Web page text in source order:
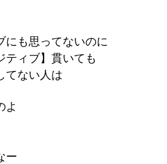
にも思ってないのに
ティブ】貫いても
てない人は
よ
ー